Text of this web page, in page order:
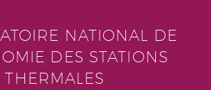
NATIONAL DE
DES STATIONS
THERMALES